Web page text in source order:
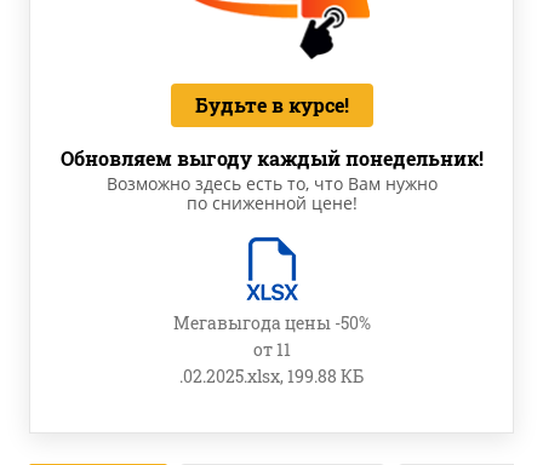
Будьте в курсе!
Обновляем выгоду каждый понедельник!
Возможно здесь есть то, что Вам нужно
по сниженной цене!
Мегавыгода цены -50%
от 11
.02.2025.xlsx, 199.88 КБ